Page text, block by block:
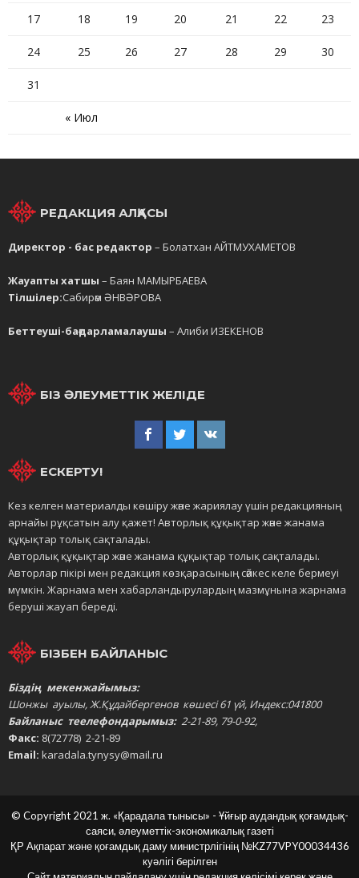
« Июл
17 18 19 20 21 22 23
24 25 26 27 28 29 30
31
РЕДАКЦИЯ АЛҚАСЫ
Директор - бас редактор – Болатхан АЙТМУХАМЕТОВ
Жауапты хатшы – Баян МАМЫРБАЕВА
Тілшілер:Сабирәм ӘНВӘРОВА
Беттеуші-бағдарламалаушы – Алиби ИЗЕКЕНОВ
БІЗ ӘЛЕУМЕТТІК ЖЕЛІДЕ
ЕСКЕРТУ!
Кез келген материалды көшіру және жариялау үшін редакцияның
арнайы рұқсатын алу қажет! Авторлық құқықтар және жанама
құқықтар толық сақталады.
Авторлық құқықтар және жанама құқықтар толық сақталады.
Авторлар пікірі мен редакция көзқарасының сәйкес келе бермеуі
мүмкін. Жарнама мен хабарландырулардың мазмұнына жарнама
беруші жауап береді.
БІЗБЕН БАЙЛАНЫС
Біздің мекенжайымыз:
Шонжы ауылы, Ж.Құдайбергенов көшесі 61 үй, Индекс:041800
Байланыс теелефондарымыз: 2-21-89, 79-0-92,
Факс: 8(72778) 2-21-89
Email: karadala.tynysy@mail.ru
© Copyright 2021 ж. «Қарадала тынысы» - Ұйғыр аудандық қоғамдық-
саяси, әлеуметтік-экономикалық газеті
ҚР Ақпарат және қоғамдық даму министрлігінің №KZ77VPY00034436
куәлігі берілген